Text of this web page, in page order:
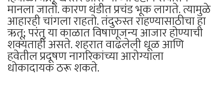
मानला जातो. कारण थंडीत प्रचंड भूक लागते. त्यामुळे
आहारही चांगला राहतो. तंदुरुस्त राहण्यासाठीचा हा
ऋतू; परंतु या काळात विषाणूजन्य आजार होण्याची
शक्यताही असते. शहरात वाढलेली धूळ आणि
हवेतील प्रदूषण नागरिकांच्या आरोग्याला
धोकादायक ठरू शकते.